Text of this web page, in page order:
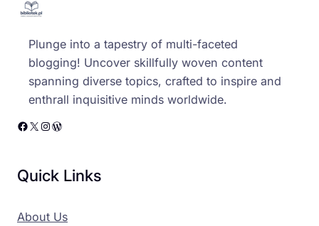
Plunge into a tapestry of multi-faceted
blogging! Uncover skillfully woven content
spanning diverse topics, crafted to inspire and
enthrall inquisitive minds worldwide.
Facebook X Instagram WordPress
Quick Links
About Us